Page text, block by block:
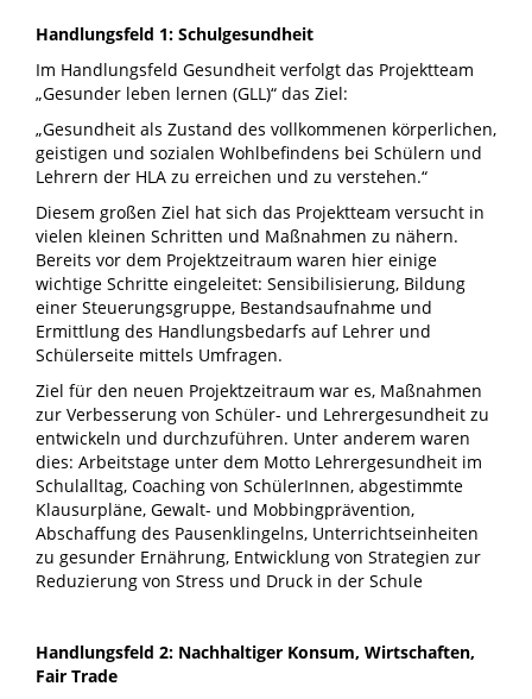
Handlungsfeld 1: Schulgesundheit
Im Handlungsfeld Gesundheit verfolgt das Projektteam
„Gesunder leben lernen (GLL)“ das Ziel:
„Gesundheit als Zustand des vollkommenen körperlichen,
geistigen und sozialen Wohlbefindens bei Schülern und
Lehrern der HLA zu erreichen und zu verstehen.“
Diesem großen Ziel hat sich das Projektteam versucht in
vielen kleinen Schritten und Maßnahmen zu nähern.
Bereits vor dem Projektzeitraum waren hier einige
wichtige Schritte eingeleitet: Sensibilisierung, Bildung
einer Steuerungsgruppe, Bestandsaufnahme und
Ermittlung des Handlungsbedarfs auf Lehrer und
Schülerseite mittels Umfragen.
Ziel für den neuen Projektzeitraum war es, Maßnahmen
zur Verbesserung von Schüler- und Lehrergesundheit zu
entwickeln und durchzuführen. Unter anderem waren
dies: Arbeitstage unter dem Motto Lehrergesundheit im
Schulalltag, Coaching von SchülerInnen, abgestimmte
Klausurpläne, Gewalt- und Mobbingprävention,
Abschaffung des Pausenklingelns, Unterrichtseinheiten
zu gesunder Ernährung, Entwicklung von Strategien zur
Reduzierung von Stress und Druck in der Schule
Handlungsfeld 2: Nachhaltiger Konsum, Wirtschaften,
Fair Trade